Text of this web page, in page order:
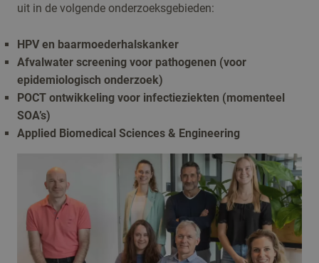
uit in de volgende onderzoeksgebieden:
HPV en baarmoederhalskanker
Afvalwater screening voor pathogenen (voor
epidemiologisch onderzoek)
POCT ontwikkeling voor infectieziekten (momenteel
SOA’s)
Applied Biomedical Sciences & Engineering